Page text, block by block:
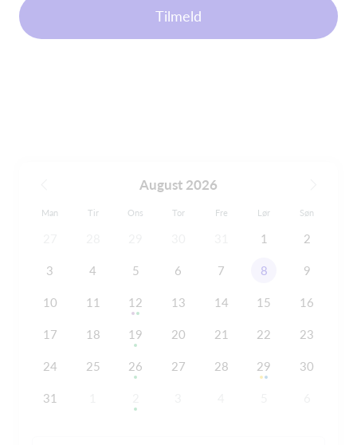
Tilmeld
August 2026
Man Tir Ons Tor Fre Lør Søn
1 2
3 4 5 6 7 8 9
10 11 12 13 14 15 16
17 18 19 20 21 22 23
24 25 26 27 28 29 30
31